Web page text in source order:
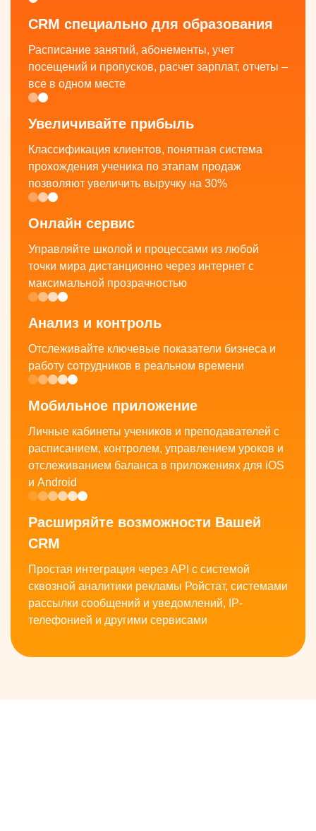
CRM специально для образования
Расписание занятий, абонементы, учет
посещений и пропусков, расчет зарплат, отчеты –
все в одном месте
Увеличивайте прибыль
Классификация клиентов, понятная система
прохождения ученика по этапам продаж
позволяют увеличить выручку на 30%
Онлайн сервис
Управляйте школой и процессами из любой
точки мира дистанционно через интернет с
максимальной прозрачностью
Анализ и контроль
Отслеживайте ключевые показатели бизнеса и
работу сотрудников в реальном времени
Мобильное приложение
Личные кабинеты учеников и преподавателей с
расписанием, контролем, управлением уроков и
отслеживанием баланса в приложениях для iOS
и Android
Расширяйте возможности Вашей
CRM
Простая интеграция через API с системой
сквозной аналитики рекламы Ройстат, системами
рассылки сообщений и уведомлений, IP-
телефонией и другими сервисами